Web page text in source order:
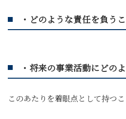
・どのような責任を負う
・将来の事業活動にどの
このあたりを着眼点として持つこ